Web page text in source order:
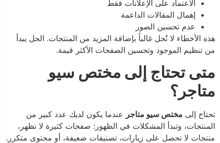
الاعتماد على الإعلانات فقط
إهمال المقالات الداعمة
عدم تحسين الصور
هذه الأخطاء لا تُحل غالباً بإضافة المزيد من المنتجات. الحل يبدأ
من تنظيم الموجود وتحسين الصفحات الأكثر قيمة.
متى تحتاج إلى مختص سيو
متاجر؟
تحتاج إلى مختص سيو متاجر عندما يكون لديك عدد كبير من
المنتجات، وتبدأ المشكلات في الظهور: صفحات كثيرة لا تظهر،
منتجات لا تحصل على زيارات، تصنيفات ضعيفة، أو محتوى متكرر.